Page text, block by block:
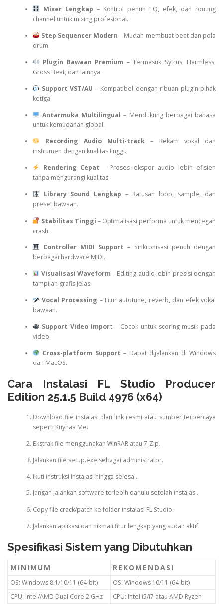
Mixer Lengkap – Kontrol penuh EQ, efek, dan routing
channel untuk mixing profesional.
Step Sequencer Modern – Mudah membuat beat dan pola
drum.
Plugin Bawaan Premium – Termasuk Sytrus, Harmless,
Gross Beat, dan lainnya.
Support VST/AU – Kompatibel dengan ribuan plugin pihak
ketiga.
Antarmuka Multilingual – Mendukung berbagai bahasa
untuk kemudahan global.
Recording Audio Multi-track – Rekam vokal dan
instrumen dengan kualitas tinggi.
Rendering Cepat – Proses ekspor audio lebih efisien
tanpa mengurangi kualitas.
Library Sound Lengkap – Ratusan loop, sample, dan
preset bawaan.
Stabilitas Tinggi – Optimalisasi performa untuk mencegah
crash.
Controller MIDI Support – Sinkronisasi penuh dengan
berbagai hardware MIDI.
Visualisasi Waveform – Editing audio lebih presisi dengan
tampilan grafis jelas.
Vocal Processing – Fitur autotune, reverb, dan efek vokal
bawaan.
Support Video Import – Cocok untuk scoring musik pada
video.
Cross-platform Support – Dapat dijalankan di Windows
dan MacOS.
Cara Instalasi FL Studio Producer
Edition 25.1.5 Build 4976 (x64)
Download file instalasi dari link resmi atau sumber terpercaya
seperti Kuyhaa Me.
Ekstrak file menggunakan WinRAR atau 7-Zip.
Jalankan file setup.exe sebagai administrator.
Ikuti instruksi instalasi hingga selesai.
Jangan jalankan software terlebih dahulu setelah instalasi.
Copy file crack/patch ke folder instalasi FL Studio.
Jalankan aplikasi dan nikmati fitur lengkap yang sudah aktif.
Spesifikasi Sistem yang Dibutuhkan
MINIMUM REKOMENDASI
OS: Windows 8.1/10/11 (64-bit)
OS: Windows 10/11 (64-bit)
CPU: Intel/AMD Dual Core 2 GHz
CPU: Intel i5/i7 atau AMD Ryzen